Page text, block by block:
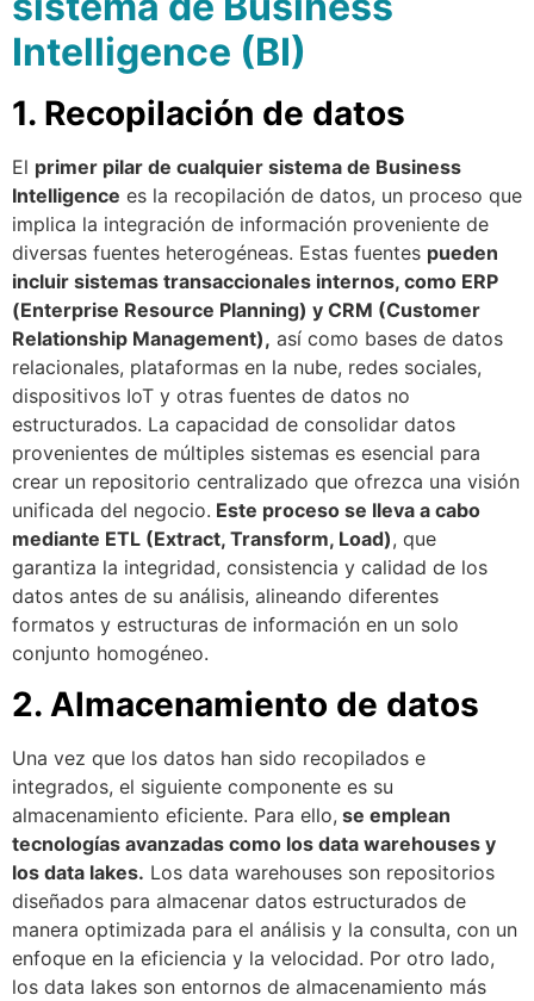
Intelligence (BI)
1. Recopilación de datos
El primer pilar de cualquier sistema de Business
Intelligence es la recopilación de datos, un proceso que
implica la integración de información proveniente de
diversas fuentes heterogéneas. Estas fuentes pueden
incluir sistemas transaccionales internos, como ERP
(Enterprise Resource Planning) y CRM (Customer
Relationship Management), así como bases de datos
relacionales, plataformas en la nube, redes sociales,
dispositivos IoT y otras fuentes de datos no
estructurados. La capacidad de consolidar datos
provenientes de múltiples sistemas es esencial para
crear un repositorio centralizado que ofrezca una visión
unificada del negocio. Este proceso se lleva a cabo
mediante ETL (Extract, Transform, Load), que
garantiza la integridad, consistencia y calidad de los
datos antes de su análisis, alineando diferentes
formatos y estructuras de información en un solo
conjunto homogéneo.
2. Almacenamiento de datos
Una vez que los datos han sido recopilados e
integrados, el siguiente componente es su
almacenamiento eficiente. Para ello, se emplean
tecnologías avanzadas como los data warehouses y
los data lakes. Los data warehouses son repositorios
diseñados para almacenar datos estructurados de
manera optimizada para el análisis y la consulta, con un
enfoque en la eficiencia y la velocidad. Por otro lado,
los data lakes son entornos de almacenamiento más